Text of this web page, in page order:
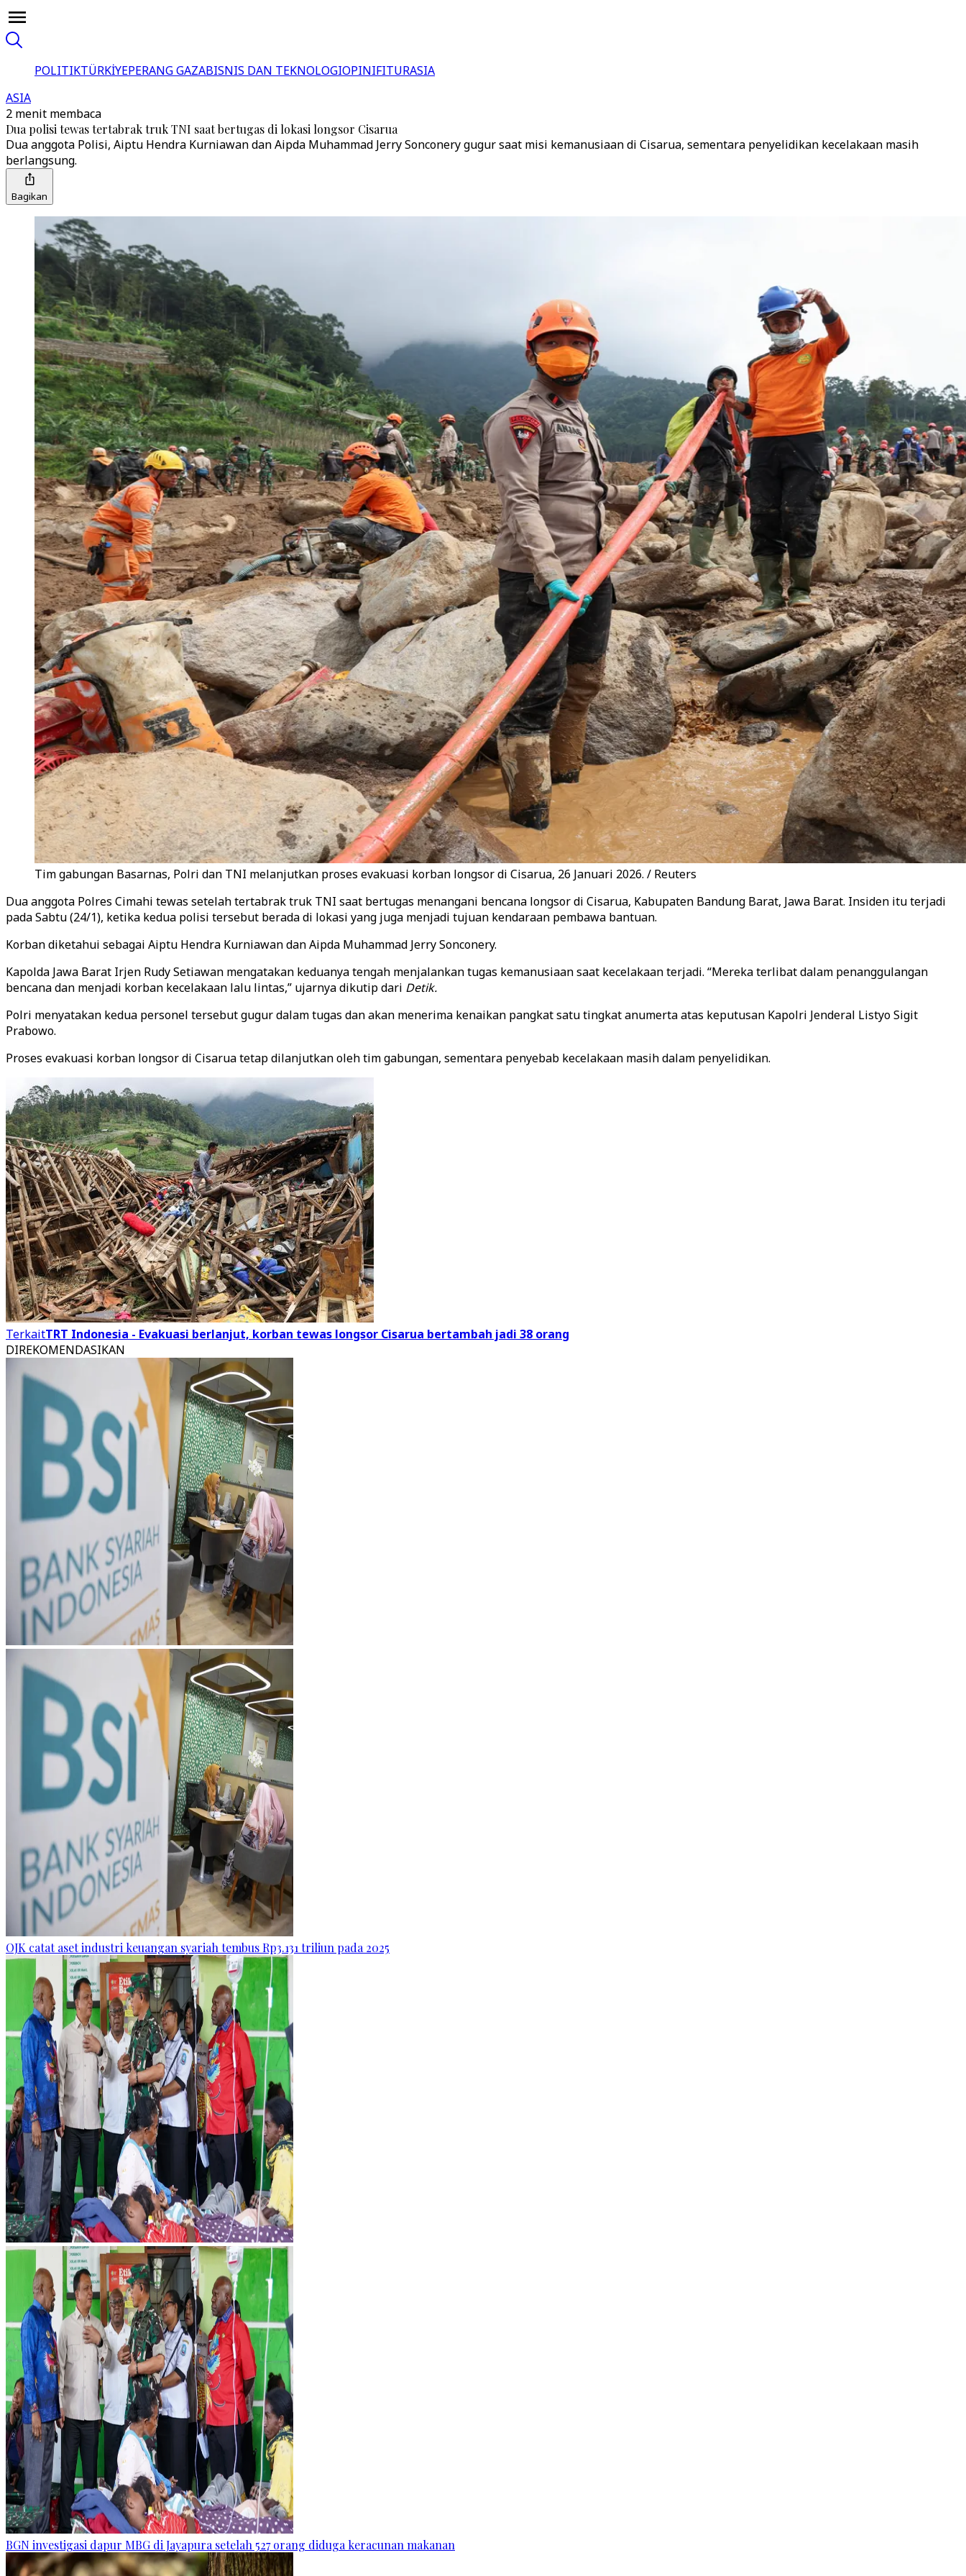
POLITIKTÜRKİYEPERANG GAZABISNIS DAN TEKNOLOGIOPINIFITURASIA
ASIA
2 menit membaca
Dua polisi tewas tertabrak truk TNI saat bertugas di lokasi longsor Cisarua
Dua anggota Polisi, Aiptu Hendra Kurniawan dan Aipda Muhammad Jerry Sonconery gugur saat misi kemanusiaan di Cisarua, sementara penyelidikan kecelakaan masih
berlangsung.
Bagikan
Tim gabungan Basarnas, Polri dan TNI melanjutkan proses evakuasi korban longsor di Cisarua, 26 Januari 2026. / Reuters
Dua anggota Polres Cimahi tewas setelah tertabrak truk TNI saat bertugas menangani bencana longsor di Cisarua, Kabupaten Bandung Barat, Jawa Barat. Insiden itu terjadi
pada Sabtu (24/1), ketika kedua polisi tersebut berada di lokasi yang juga menjadi tujuan kendaraan pembawa bantuan.
Korban diketahui sebagai Aiptu Hendra Kurniawan dan Aipda Muhammad Jerry Sonconery.
Kapolda Jawa Barat Irjen Rudy Setiawan mengatakan keduanya tengah menjalankan tugas kemanusiaan saat kecelakaan terjadi. “Mereka terlibat dalam penanggulangan
bencana dan menjadi korban kecelakaan lalu lintas,” ujarnya dikutip dari Detik.
Polri menyatakan kedua personel tersebut gugur dalam tugas dan akan menerima kenaikan pangkat satu tingkat anumerta atas keputusan Kapolri Jenderal Listyo Sigit
Prabowo.
Proses evakuasi korban longsor di Cisarua tetap dilanjutkan oleh tim gabungan, sementara penyebab kecelakaan masih dalam penyelidikan.
TerkaitTRT Indonesia - Evakuasi berlanjut, korban tewas longsor Cisarua bertambah jadi 38 orang
DIREKOMENDASIKAN
OJK catat aset industri keuangan syariah tembus Rp3.131 triliun pada 2025
BGN investigasi dapur MBG di Jayapura setelah 527 orang diduga keracunan makanan